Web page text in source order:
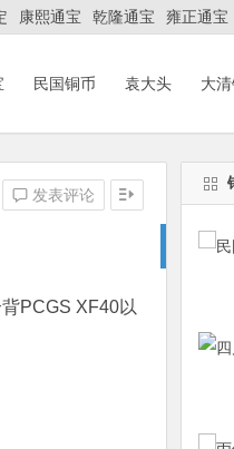
康熙通宝 乾隆通宝 雍正通宝
民国铜币 袁大头 大
发表评论
PCGS XF40以